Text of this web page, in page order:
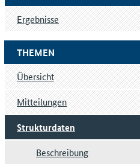
THEMEN
Übersicht
Mitteilungen
Strukturdaten
Beschreibung
Ergebnisse